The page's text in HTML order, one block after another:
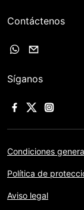
Contáctenos
Síganos
Condiciones
Política de
Aviso legal